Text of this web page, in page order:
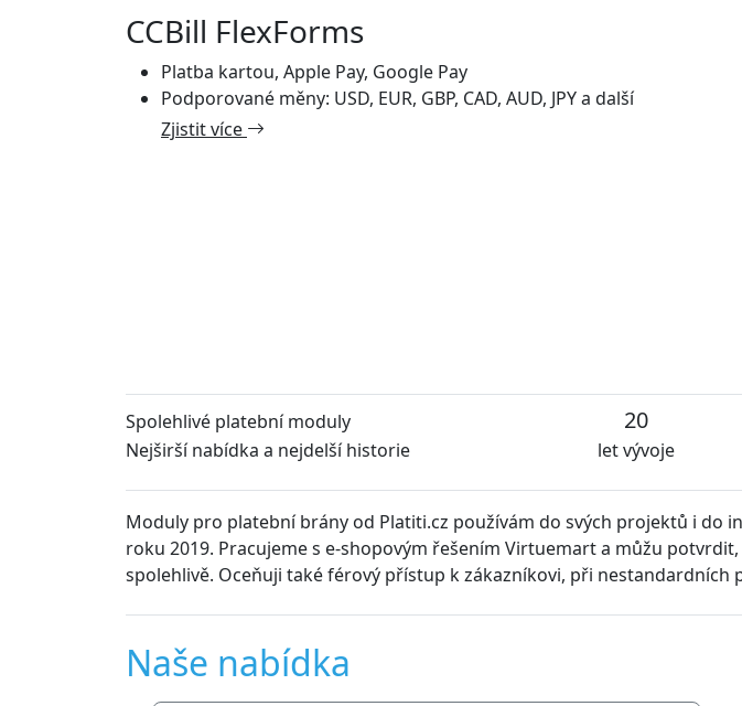
CCBill FlexForms
Platba kartou, Apple Pay, Google Pay
Podporované měny: USD, EUR, GBP, CAD, AUD, JPY a další
Zjistit více
Spolehlivé platební moduly
Nejširší nabídka a nejdelší historie
20
let vývoje
Moduly pro platební brány od Platiti.cz používám do svých projektů i do
roku 2019. Pracujeme s e-shopovým řešením Virtuemart a můžu
spolehlivě. Oceňuji také férový přístup k zákazníkovi, při nestandardních
Naše nabídka